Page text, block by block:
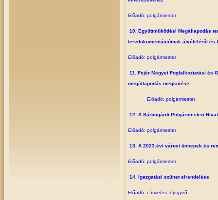
Előadó: polgármester
10. Együttműködési Megállapodás
tervdokumentációinak átvételéről és
Előadó: polgármester
11. Fejér Megyei Foglalkoztatási és
megállapodás megkötése
Előadó: polgármester
12. A Sárbogárdi Polgármesteri
Előadó: polgármester
13. A 2023.évi városi ünnepek és
Előadó: polgármester
14. Igazgatási szünet elrendelése
Előadó: címzetes főjegyző